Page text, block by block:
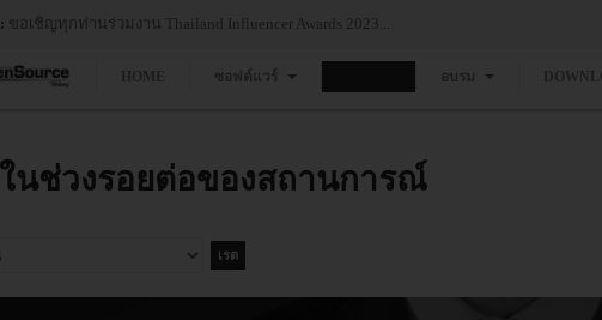
ด้าน Vision ในรายงาน 2024 Gartner® Magic Quadrant™ for Container
HOME ซอฟต์แวร์ อบรม
นช่วงรอยต่อของสถานการณ์